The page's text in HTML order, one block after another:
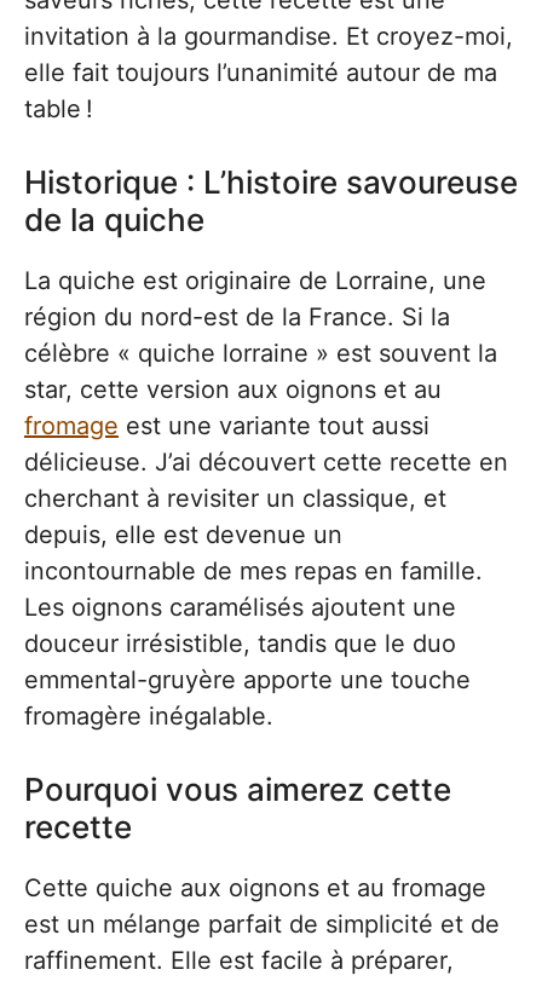
invitation à la gourmandise. Et croyez-moi,
elle fait toujours l’unanimité autour de ma
table !
Historique : L’histoire savoureuse
de la quiche
La quiche est originaire de Lorraine, une
région du nord-est de la France. Si la
célèbre « quiche lorraine » est souvent la
star, cette version aux oignons et au
fromage est une variante tout aussi
délicieuse. J’ai découvert cette recette en
cherchant à revisiter un classique, et
depuis, elle est devenue un
incontournable de mes repas en famille.
Les oignons caramélisés ajoutent une
douceur irrésistible, tandis que le duo
emmental-gruyère apporte une touche
fromagère inégalable.
Pourquoi vous aimerez cette
recette
Cette quiche aux oignons et au fromage
est un mélange parfait de simplicité et de
raffinement. Elle est facile à préparer,